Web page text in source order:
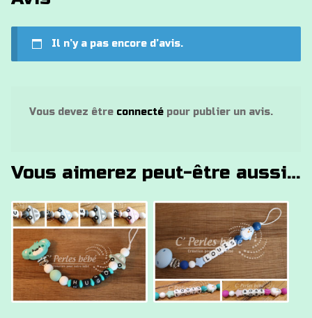
Il n’y a pas encore d’avis.
Vous devez être connectépour publier un avis.
Vous aimerez peut-être aussi…
Ce
produit
a
plusieurs
variations.
Les
Ce
produit
a
plusieurs
variations.
Les